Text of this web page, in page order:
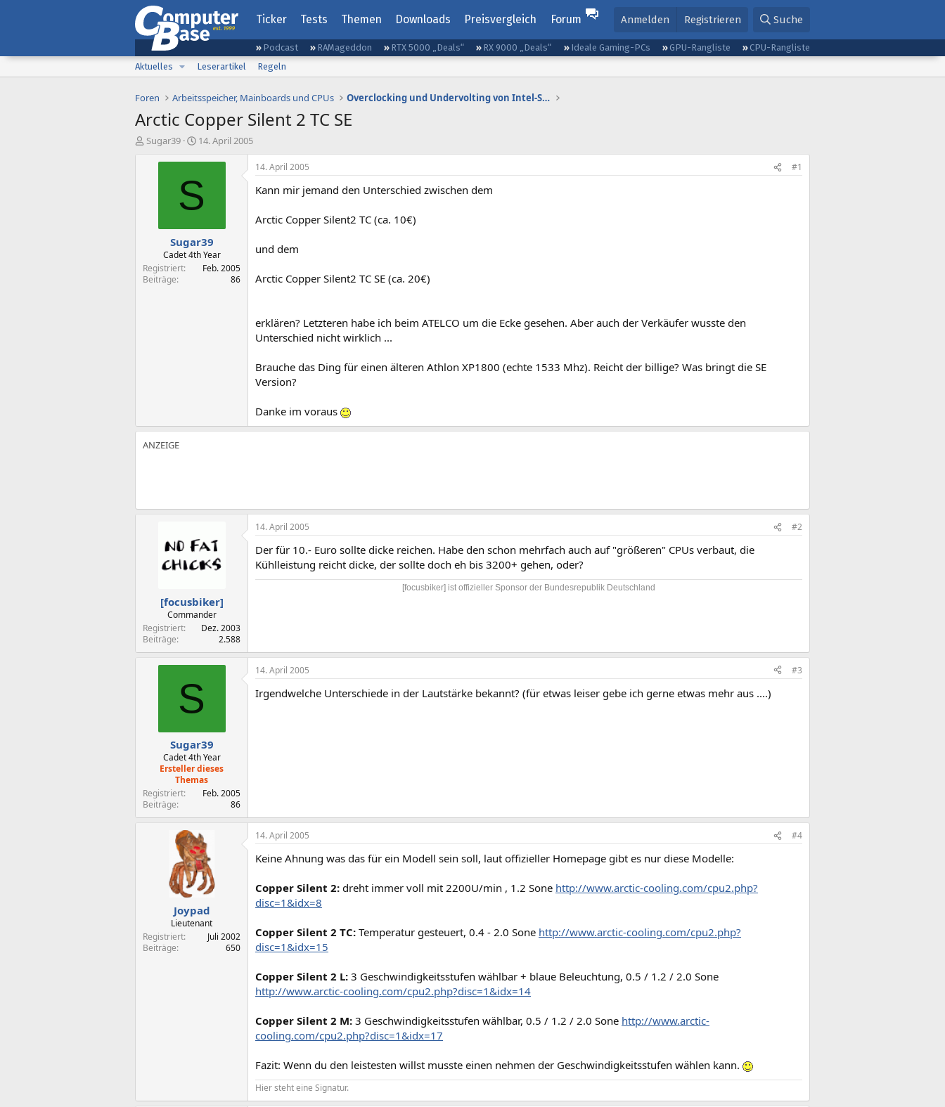
Ticker Tests Themen Downloads Preisvergleich Forum Anmelden Registrieren Suche
Podcast RAMageddon RTX 5000 „Deals“ RX 9000 „Deals“ Ideale Gaming-PCs GPU-Rangliste
CPU-Rangliste
Aktuelles
Leserartikel Regeln
Foren Arbeitsspeicher, Mainboards und CPUs Overclocking und Undervolting von Intel-Systemen
Arctic Copper Silent 2 TC SE
E
Sugar39
E
s
e
l
t
a
m
14. April 2005
S
Sugar39
Cadet 4th Year
Registriert
Feb. 2005
Beiträge
86
14. April 2005 #1
Kann mir jemand den Unterschied zwischen dem
Arctic Copper Silent2 TC (ca. 10€)
und dem
Arctic Copper Silent2 TC SE (ca. 20€)
erklären? Letzteren habe ich beim ATELCO um die Ecke gesehen. Aber auch der Verkäufer wusste den
Unterschied nicht wirklich ...
Brauche das Ding für einen älteren Athlon XP1800 (echte 1533 Mhz). Reicht der billige? Was bringt die SE
Version?
Danke im voraus
[focusbiker]
Commander
Registriert
Dez. 2003
Beiträge
2.588
14. April 2005 #2
Der für 10.- Euro sollte dicke reichen. Habe den schon mehrfach auch auf "größeren" CPUs verbaut, die
Kühlleistung reicht dicke, der sollte doch eh bis 3200+ gehen, oder?
[focusbiker] ist offizieller Sponsor der Bundesrepublik Deutschland​
S
Sugar39
Cadet 4th Year
Ersteller dieses
Themas
Registriert
Feb. 2005
Beiträge
86
14. April 2005 #3
Irgendwelche Unterschiede in der Lautstärke bekannt? (für etwas leiser gebe ich gerne etwas mehr aus ....)
Joypad
Lieutenant
Registriert
Juli 2002
Beiträge
650
14. April 2005 #4
Keine Ahnung was das für ein Modell sein soll, laut offizieller Homepage gibt es nur diese Modelle:
Copper Silent 2: dreht immer voll mit 2200U/min , 1.2 Sone http://www.arctic-cooling.com/cpu2.php?
disc=1&idx=8
Copper Silent 2 TC: Temperatur gesteuert, 0.4 - 2.0 Sone http://www.arctic-cooling.com/cpu2.php?
disc=1&idx=15
Copper Silent 2 L: 3 Geschwindigkeitsstufen wählbar + blaue Beleuchtung, 0.5 / 1.2 / 2.0 Sone
http://www.arctic-cooling.com/cpu2.php?disc=1&idx=14
Copper Silent 2 M: 3 Geschwindigkeitsstufen wählbar, 0.5 / 1.2 / 2.0 Sone http://www.arctic-
cooling.com/cpu2.php?disc=1&idx=17
Fazit: Wenn du den leistesten willst musste einen nehmen der Geschwindigkeitsstufen wählen kann.
Hier steht eine Signatur.